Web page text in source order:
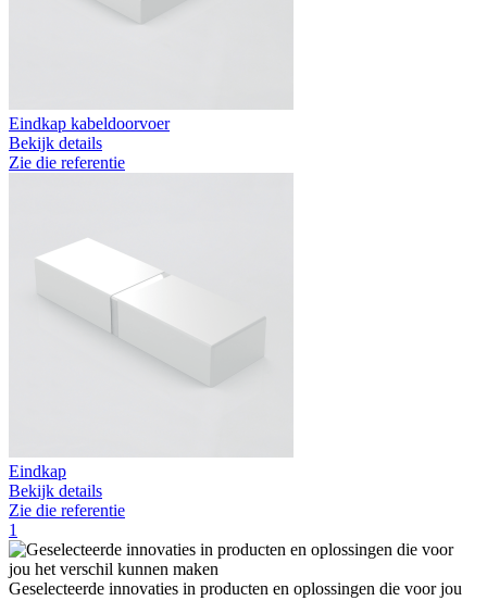
Eindkap kabeldoorvoer
Bekijk details
Zie die referentie
Eindkap
Bekijk details
Zie die referentie
1
Geselecteerde innovaties in producten en oplossingen die voor jou